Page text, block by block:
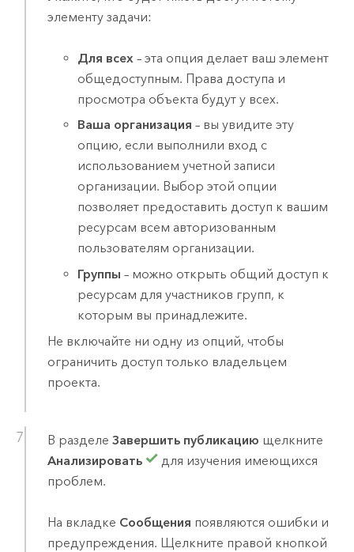
элементу задачи:
Для всех – эта опция делает ваш элемент
общедоступным. Права доступа и
просмотра объекта будут у всех.
Ваша организация – вы увидите эту
опцию, если выполнили вход с
использованием учетной записи
организации. Выбор этой опции
позволяет предоставить доступ к вашим
ресурсам всем авторизованным
пользователям организации.
Группы – можно открыть общий доступ к
ресурсам для участников групп, к
которым вы принадлежите.
Не включайте ни одну из опций, чтобы
ограничить доступ только владельцем
проекта.
В разделе Завершить публикацию щелкните
Анализировать
для изучения имеющихся
проблем.
На вкладке Сообщения появляются ошибки и
предупреждения. Щелкните правой кнопкой